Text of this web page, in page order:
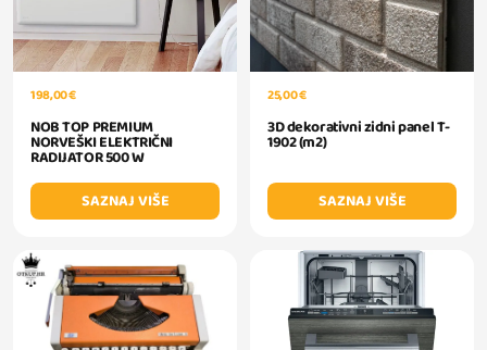
198,00 €
NOB TOP PREMIUM
NORVEŠKI ELEKTRIČNI
RADIJATOR 500 W
SAZNAJ VIŠE
25,00 €
3D dekorativni zidni panel T-
1902 (m2)
SAZNAJ VIŠE